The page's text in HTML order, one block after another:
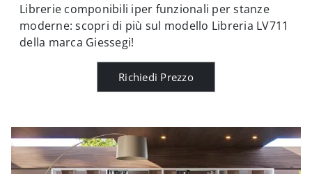
Librerie componibili iper funzionali per stanze
moderne: scopri di più sul modello Libreria LV711
della marca Giessegi!
Richiedi Prezzo